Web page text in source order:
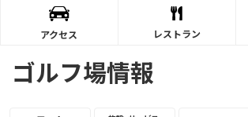
アクセス レストラン
ゴルフ場情報